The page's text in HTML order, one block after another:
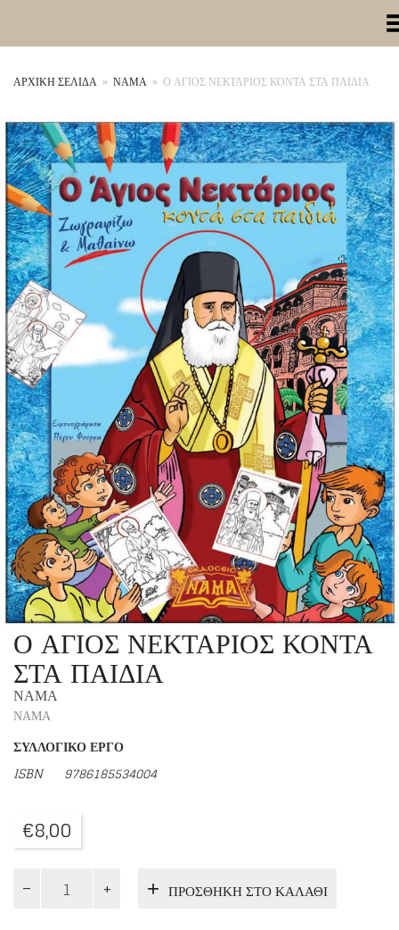
Toggle
ΑΡΧΙΚΉ ΣΕΛΊΔΑ » ΝΑΜΑ » Ο ΑΓΙΟΣ ΝΕΚΤΑΡΙΟΣ ΚΟΝΤΑ ΣΤΑ ΠΑΙΔΙΑ
+
Ο ΑΓΙΟΣ ΝΕΚΤΑΡΙΟΣ ΚΟΝΤΑ
ΣΤΑ ΠΑΙΔΙΑ
ΝΑΜΑ
ΝΑΜΑ
ΣΥΛΛΟΓΙΚΟ ΕΡΓΟ
ISBN 9786185534004
€8,00
ΑΓΙΟΣ
ΠΡΟΣΘΉΚΗ ΣΤΟ ΚΑΛΆΘΙ